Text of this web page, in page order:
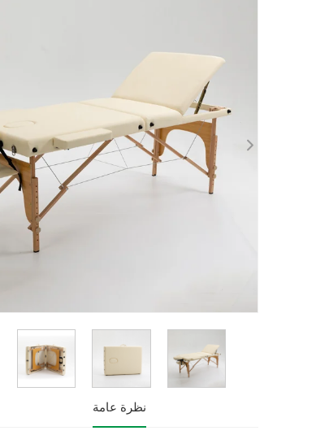
نظرة عامة